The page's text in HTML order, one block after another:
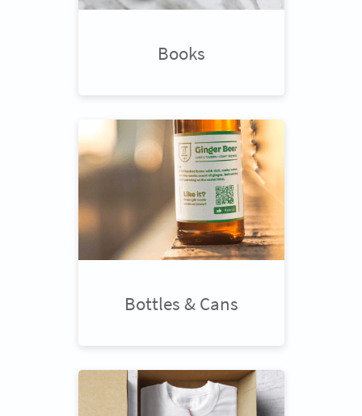
Books
Bottles & Cans